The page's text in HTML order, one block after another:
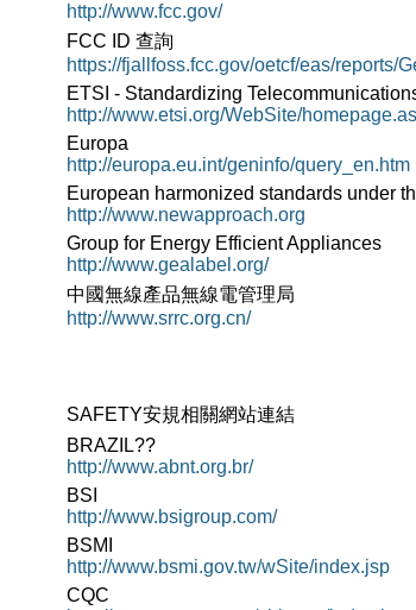
http://www.fcc.gov/
FCC ID 查詢
https://fjallfoss.fcc.gov/oetcf/eas/reports/
ETSI - Standardizing
http://www.etsi.org/WebSite/
Europa
http://europa.eu.int/geninfo/query_en.htm
European harmonized standards under
http://www.newapproach.org
Group for Energy Efficient Appliances
http://www.gealabel.org/
中國無線產品無線電管理局
http://www.srrc.org.cn/
SAFETY安規相關網站連結
BRAZIL??
http://www.abnt.org.br/
BSI
http://www.bsigroup.com/
BSMI
http://www.bsmi.gov.tw/wSite/index.jsp
CQC